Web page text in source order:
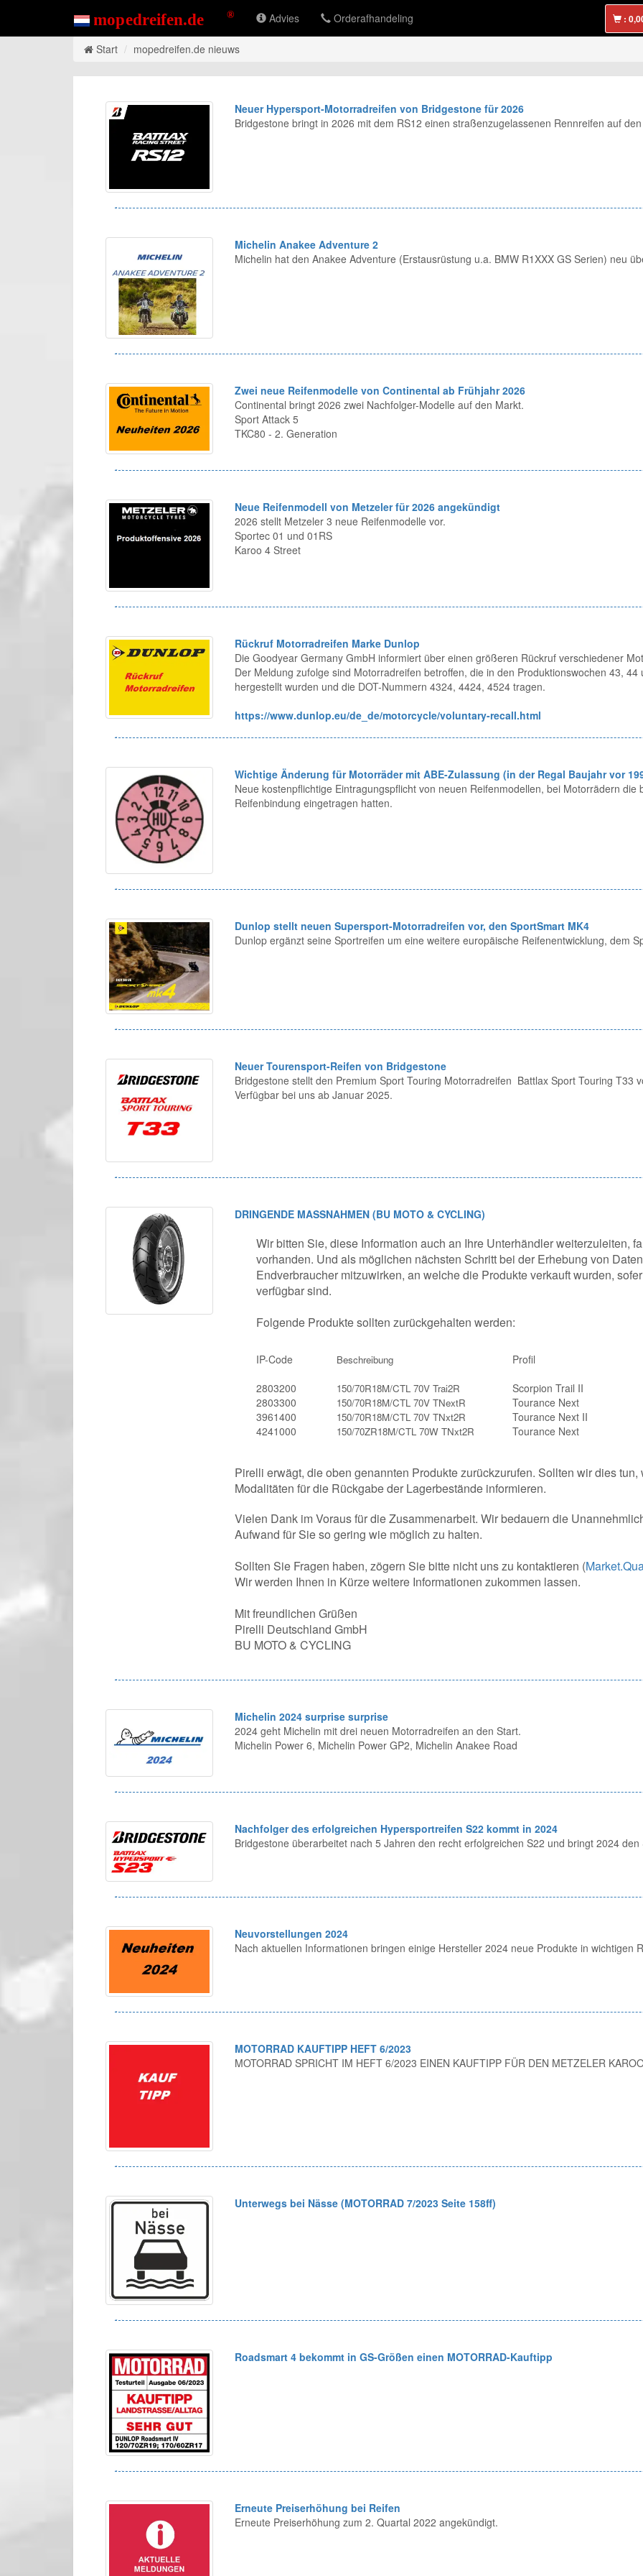
Advies Orderafhandeling :
Start mopedreifen.de nieuws
Neuer Hypersport-Motorradreifen von Bridgestone für 2026
Bridgestone bringt in 2026 mit dem RS12 einen straßenzugelassenen Rennreifen auf
Michelin Anakee Adventure 2
Michelin hat den Anakee Adventure (Erstausrüstung u.a. BMW R1XXX GS Serien) neu
Zwei neue Reifenmodelle von Continental ab Frühjahr 2026
Continental bringt 2026 zwei Nachfolger-Modelle auf den Markt.
Sport Attack 5
TKC80 - 2. Generation
Neue Reifenmodell von Metzeler für 2026 angekündigt
2026 stellt Metzeler 3 neue Reifenmodelle vor.
Sportec 01 und 01RS
Karoo 4 Street
Rückruf Motorradreifen Marke Dunlop
Die Goodyear Germany GmbH informiert über einen größeren Rückruf verschiedener
Der Meldung zufolge sind Motorradreifen betroffen, die in den Produktionswochen 43,
hergestellt wurden und die DOT-Nummern 4324, 4424, 4524 tragen.
https://www.dunlop.eu/de_de/motorcycle/voluntary-recall.html
Wichtige Änderung für Motorräder mit ABE-Zulassung (in der Regal Baujahr vor
Neue kostenpflichtige Eintragungspflicht von neuen Reifenmodellen, bei Motorrädern die
Reifenbindung eingetragen hatten.
Dunlop stellt neuen Supersport-Motorradreifen vor, den SportSmart MK4
Dunlop ergänzt seine Sportreifen um eine weitere europäische Reifenentwicklung, dem
Neuer Tourensport-Reifen von Bridgestone
Bridgestone stellt den Premium Sport Touring Motorradreifen Battlax Sport Touring T33
Verfügbar bei uns ab Januar 2025.
DRINGENDE MASSNAHMEN (BU MOTO & CYCLING)
Wir bitten Sie, diese Information auch an Ihre Unterhändler weiterzuleiten,
vorhanden. Und als möglichen nächsten Schritt bei der Erhebung von
Endverbraucher mitzuwirken, an welche die Produkte verkauft wurden,
verfügbar sind.
Folgende Produkte sollten zurückgehalten werden:
IP-Code
2803200
2803300
3961400
4241000
Beschreibung
150/70R18M/CTL 70V Trai2R
150/70R18M/CTL 70V TNextR
150/70R18M/CTL 70V TNxt2R
150/70ZR18M/CTL 70W TNxt2R
Profil
Scorpion Trail II
Tourance Next
Tourance Next II
Tourance Next
Pirelli erwägt, die oben genannten Produkte zurückzurufen. Sollten wir dies
Modalitäten für die Rückgabe der Lagerbestände informieren.
Vielen Dank im Voraus für die Zusammenarbeit. Wir bedauern die
Aufwand für Sie so gering wie möglich zu halten.
Sollten Sie Fragen haben, zögern Sie bitte nicht uns zu kontaktieren (
Wir werden Ihnen in Kürze weitere Informationen zukommen lassen.
Mit freundlichen Grüßen
Pirelli Deutschland GmbH
BU MOTO & CYCLING
Michelin 2024 surprise surprise
2024 geht Michelin mit drei neuen Motorradreifen an den Start.
Michelin Power 6, Michelin Power GP2, Michelin Anakee Road
Nachfolger des erfolgreichen Hypersportreifen S22 kommt in 2024
Bridgestone überarbeitet nach 5 Jahren den recht erfolgreichen S22 und bringt 2024 den
Neuvorstellungen 2024
Nach aktuellen Informationen bringen einige Hersteller 2024 neue Produkte in wichtigen
MOTORRAD KAUFTIPP HEFT 6/2023
MOTORRAD SPRICHT IM HEFT 6/2023 EINEN KAUFTIPP FÜR DEN METZELER
Unterwegs bei Nässe (MOTORRAD 7/2023 Seite 158ff)
Roadsmart 4 bekommt in GS-Größen einen MOTORRAD-Kauftipp
Erneute Preiserhöhung bei Reifen
Erneute Preiserhöhung zum 2. Quartal 2022 angekündigt.